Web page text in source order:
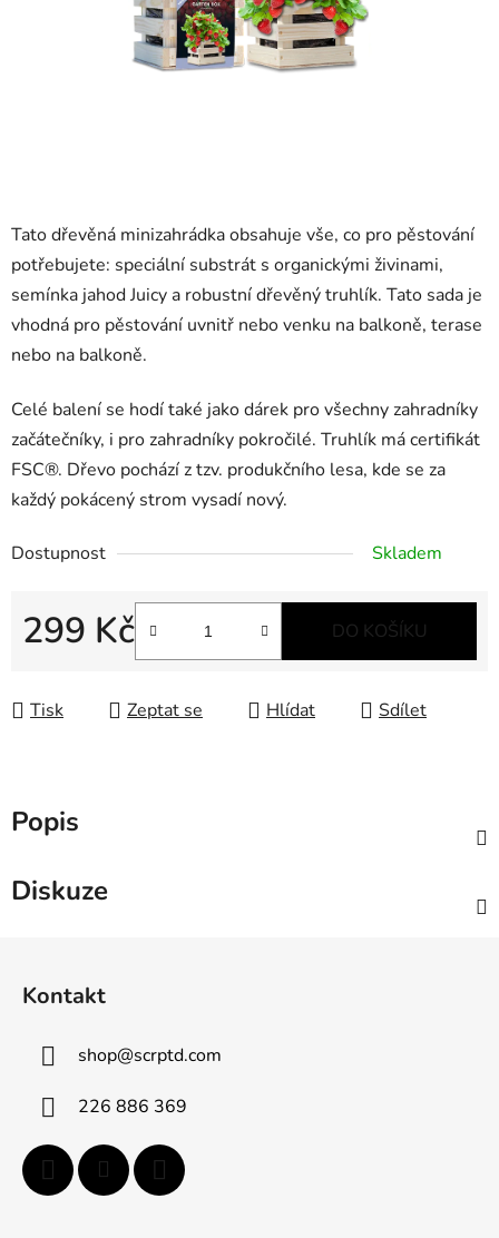
Tato dřevěná minizahrádka obsahuje vše, co pro pěstování
potřebujete: speciální substrát s organickými živinami,
semínka jahod Juicy a robustní dřevěný truhlík. Tato sada je
vhodná pro pěstování uvnitř nebo venku na balkoně, terase
nebo na balkoně.
Celé balení se hodí také jako dárek pro všechny zahradníky
začátečníky, i pro zahradníky pokročilé. Truhlík má certifikát
FSC®. Dřevo pochází z tzv. produkčního lesa, kde se za
každý pokácený strom vysadí nový.
Dostupnost Skladem
299 Kč DO KOŠÍKU
Tisk Zeptat se Hlídat Sdílet
Popis
Diskuze
Kontakt
shop@scrptd.com
226 886 369